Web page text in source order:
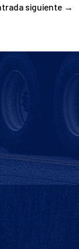
siguiente →